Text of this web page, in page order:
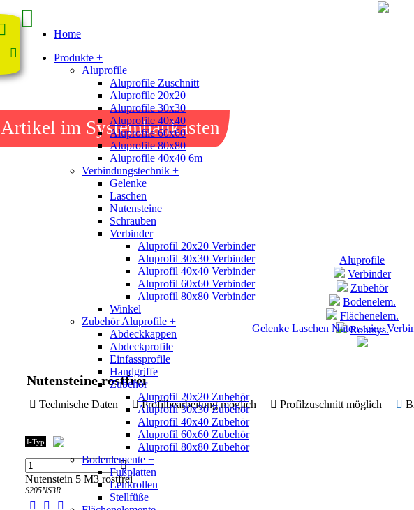
Artikel im Systembaukasten
Home
Produkte +
Aluprofile
Aluprofile Zuschnitt
Aluprofile 20x20
Aluprofile 30x30
Aluprofile 40x40
Aluprofile 60x60
Aluprofile 80x80
Aluprofile 40x40 6m
Verbindungstechnik +
Gelenke
Laschen
Nutensteine
Schrauben
Verbinder
Aluprofil 20x20 Verbinder
Aluprofil 30x30 Verbinder
Aluprofil 40x40 Verbinder
Aluprofil 60x60 Verbinder
Aluprofil 80x80 Verbinder
Winkel
Zubehör Aluprofile +
Abdeckkappen
Abdeckprofile
Einfassprofile
Handgriffe
Zubehör
Aluprofil 20x20 Zubehör
Aluprofil 30x30 Zubehör
Aluprofil 40x40 Zubehör
Aluprofil 60x60 Zubehör
Aluprofil 80x80 Zubehör
Bodenlemente +
Fußplatten
Lenkrollen
Stellfüße
Aluprofile
Verbinder
Zubehör
Bodenelem.
Flächenelem.
Rohrsys.
Gelenke Laschen Nutensteine
Nutensteine rostfrei
Technische Daten Profilbearbeitung möglich Profilzuschnitt möglich
Nutenstein 5 M3 rostfrei
S205NS3R
I-Typ